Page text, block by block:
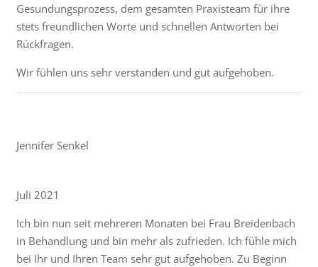
Gesundungsprozess, dem gesamten Praxisteam für ihre
stets freundlichen Worte und schnellen Antworten bei
Rückfragen.
Wir fühlen uns sehr verstanden und gut aufgehoben.
Jennifer Senkel
Juli 2021
Ich bin nun seit mehreren Monaten bei Frau Breidenbach
in Behandlung und bin mehr als zufrieden. Ich fühle mich
bei Ihr und Ihren Team sehr gut aufgehoben. Zu Beginn